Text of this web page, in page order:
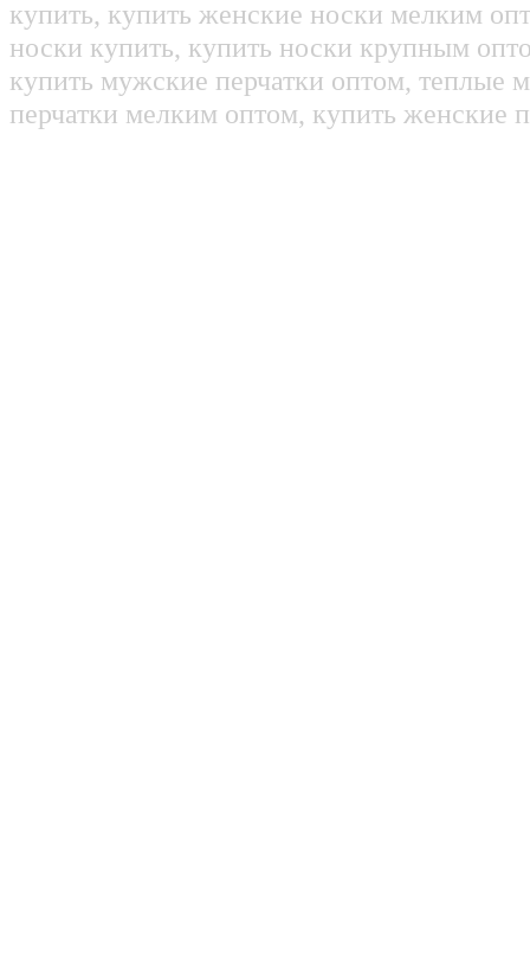
купить, купить женские носки мелким
носки купить, купить носки крупным
купить мужские перчатки оптом, теплые
перчатки мелким оптом, купить женские